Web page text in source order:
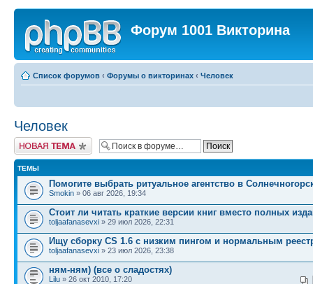
Форум 1001 Викторина
Список форумов ‹ Форумы о викторинах ‹ Человек
Человек
Новая тема
ТЕМЫ
Помогите выбрать ритуальное агентство в
Smokin » 06 авг 2026, 19:34
Стоит ли читать краткие версии книг вместо полных
toljaafanasevxi » 29 июл 2026, 22:31
Ищу сборку CS 1.6 с низким пингом и нормальным
toljaafanasevxi » 23 июл 2026, 23:38
ням-ням) (все о сладостях)
Lilu » 26 окт 2010, 17:20